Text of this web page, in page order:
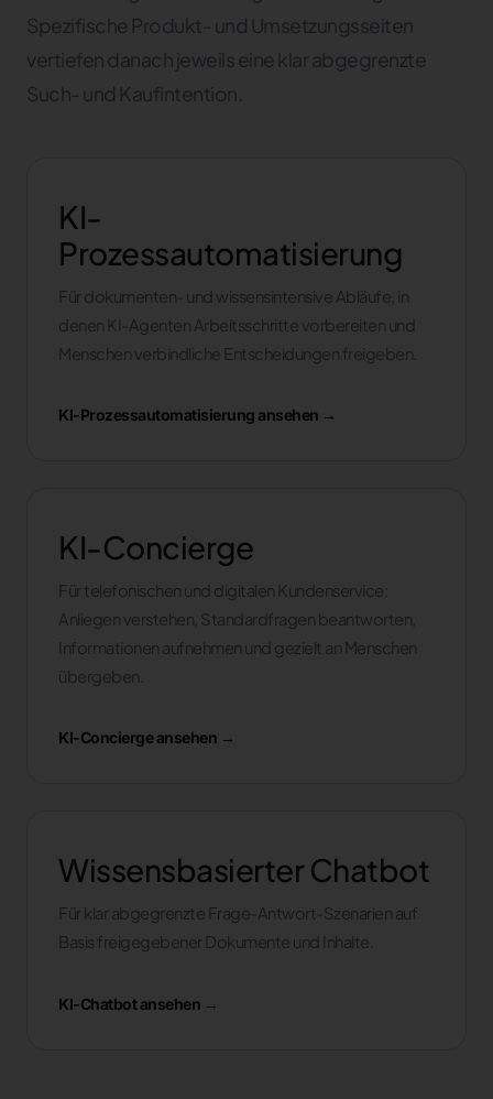
Spezifische Produkt- und Umsetzungsseiten
vertiefen danach jeweils eine klar abgegrenzte
Such- und Kaufintention.
KI-
Prozessautomatisierung
Für dokumenten- und wissensintensive Abläufe, in
denen KI-Agenten Arbeitsschritte vorbereiten und
Menschen verbindliche Entscheidungen freigeben.
KI-Prozessautomatisierung ansehen →
KI-Concierge
Für telefonischen und digitalen Kundenservice:
Anliegen verstehen, Standardfragen beantworten,
Informationen aufnehmen und gezielt an Menschen
übergeben.
KI-Concierge ansehen →
Wissensbasierter Chatbot
Für klar abgegrenzte Frage-Antwort-Szenarien auf
Basis freigegebener Dokumente und Inhalte.
KI-Chatbot ansehen →